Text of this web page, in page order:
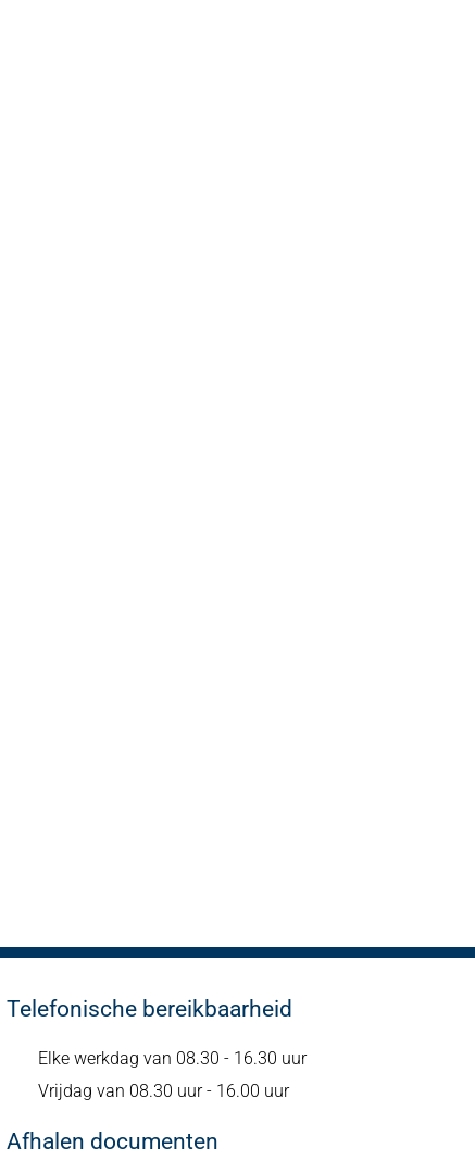
Telefonische bereikbaarheid
Elke werkdag van 08.30 - 16.30 uur
Vrijdag van 08.30 uur - 16.00 uur
Afhalen documenten